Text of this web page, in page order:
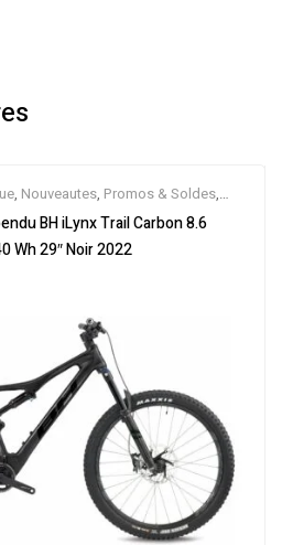
, Nouveautes, Promos & Soldes,
ville,Velos Electriques,VTT
BH iLynx Trail Carbon 8.6
Wh 29″ Noir 2022